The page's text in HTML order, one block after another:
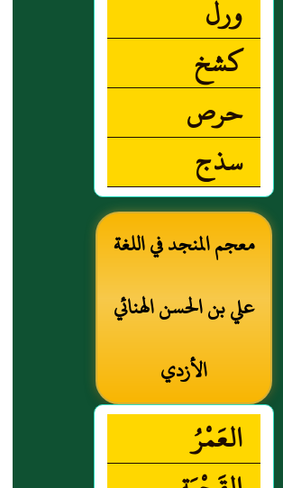
ورل
كشخ
حرص
سذج
معجم المنجد في اللغة
علي بن الحسن الهنائي
الأزدي
العَمْرُ